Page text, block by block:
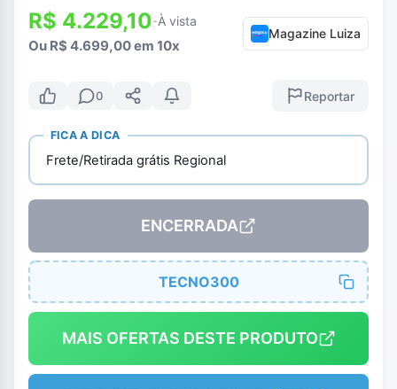
R$ 4.229,10-À vista
Ou R$ 4.699,00 em 10x
Magazine Luiza
0 Reportar
FICA A DICA
Frete/Retirada grátis Regional
ENCERRADA
TECNO300
MAIS OFERTAS DESTE PRODUTO